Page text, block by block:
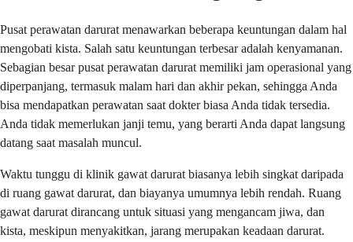
Pusat perawatan darurat menawarkan beberapa keuntungan dalam hal
mengobati kista. Salah satu keuntungan terbesar adalah kenyamanan.
Sebagian besar pusat perawatan darurat memiliki jam operasional yang
diperpanjang, termasuk malam hari dan akhir pekan, sehingga Anda
bisa mendapatkan perawatan saat dokter biasa Anda tidak tersedia.
Anda tidak memerlukan janji temu, yang berarti Anda dapat langsung
datang saat masalah muncul.
Waktu tunggu di klinik gawat darurat biasanya lebih singkat daripada
di ruang gawat darurat, dan biayanya umumnya lebih rendah. Ruang
gawat darurat dirancang untuk situasi yang mengancam jiwa, dan
kista, meskipun menyakitkan, jarang merupakan keadaan darurat.